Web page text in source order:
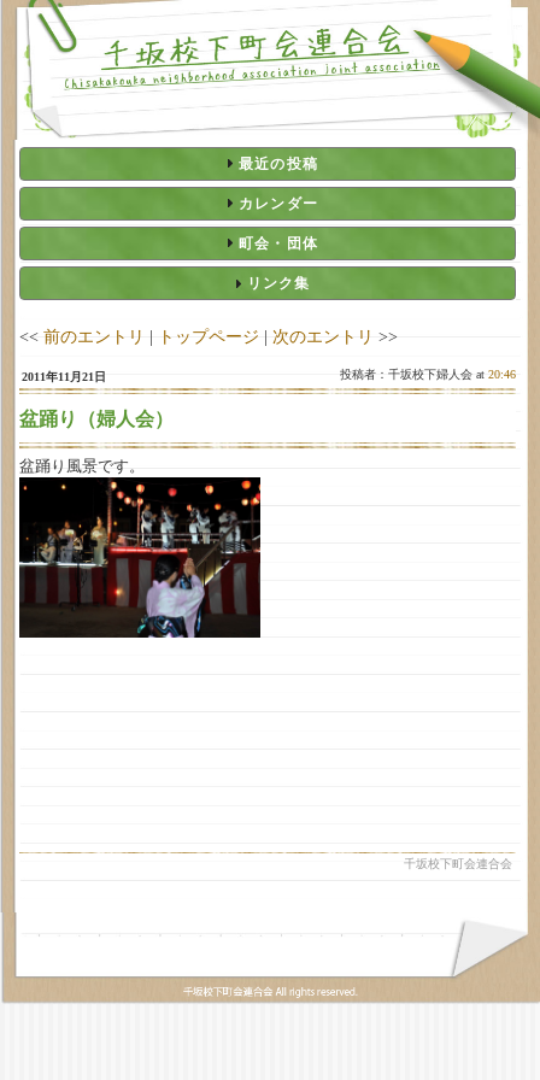
最近の投稿
カレンダー
町会・団体
リンク集
<< 前のエントリ | トップページ | 次のエントリ >>
2011年11月21日 投稿者：千坂校下婦人会 at20:46
盆踊り（婦人会）
盆踊り風景です。
千坂校下町会連合会